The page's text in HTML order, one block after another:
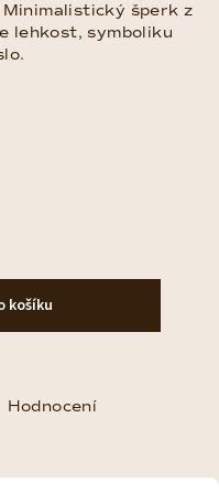
šperk z
lehkost, symboliku
košíku
Hodnocení